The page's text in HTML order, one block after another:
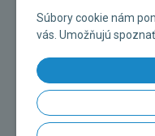
Súbory cookie nám
vás. Umožňujú